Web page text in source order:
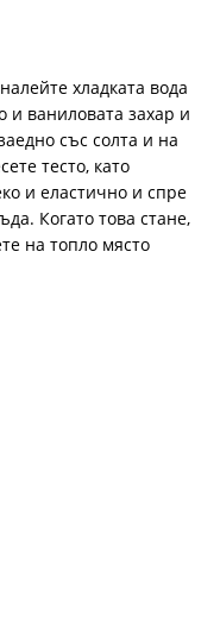
хладката вода
и ваниловата захар и
със солта и на
тесто, като
и еластично и спре
Когато това стане,
на топло място